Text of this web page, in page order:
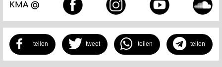
teilen tweet teilen teilen
KMA @